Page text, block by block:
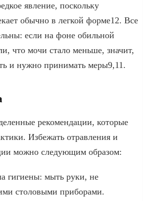
явление, поскольку
обычно в легкой форме12. Все
если на фоне обильной
что мочи стало меньше, значит,
и нужно принимать меры9,11.
рекомендации, которые
Избежать отравления и
можно следующим образом:
гигиены: мыть руки, не
столовыми приборами.